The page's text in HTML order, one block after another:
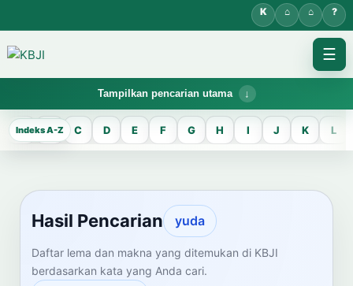
☰
Tampilkan pencarian utama
KBJI WORKSPACE
Hasil Pencarian
Temukan lema Jawa dan maknanya dalam bahasa Indonesia saat
mengelola data Kamus Bahasa Jawa-Indonesia.
CARI LEMA JAWA
Masukkan kata Jawa
A B C D E F G H I J K L
Hasil Pencarian yuda
Daftar lema dan makna yang ditemukan di KBJI
berdasarkan kata yang Anda cari.